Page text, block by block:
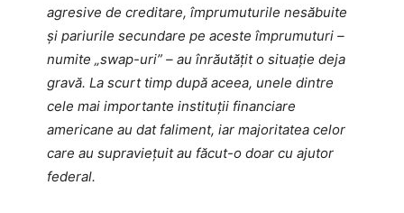
agresive de creditare, împrumuturile nesăbuite
și pariurile secundare pe aceste împrumuturi –
numite „swap-uri” – au înrăutățit o situație deja
gravă. La scurt timp după aceea, unele dintre
cele mai importante instituții financiare
americane au dat faliment, iar majoritatea celor
care au supraviețuit au făcut-o doar cu ajutor
federal.